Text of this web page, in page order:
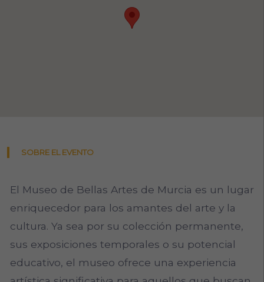
SOBRE EL EVENTO
El Museo de Bellas Artes de Murcia es un lugar
enriquecedor para los amantes del arte y la
cultura. Ya sea por su colección permanente,
sus exposiciones temporales o su potencial
educativo, el museo ofrece una experiencia